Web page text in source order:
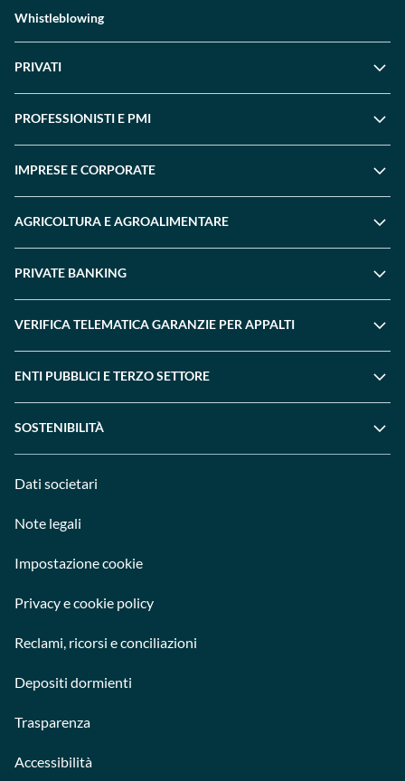
Whistleblowing
PRIVATI
PROFESSIONISTI E PMI
IMPRESE E CORPORATE
AGRICOLTURA E AGROALIMENTARE
PRIVATE BANKING
VERIFICA TELEMATICA GARANZIE PER APPALTI
ENTI PUBBLICI E TERZO SETTORE
SOSTENIBILITÀ
Dati societari
Note legali
Impostazione cookie
Privacy e cookie policy
Reclami, ricorsi e conciliazioni
Depositi dormienti
Trasparenza
Accessibilità